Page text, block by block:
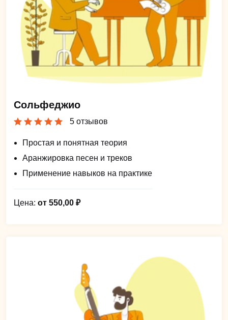
Сольфеджио
5 отзывов
Простая и понятная теория
Аранжировка песен и треков
Применение навыков на практике
Цена: от 550,00 ₽